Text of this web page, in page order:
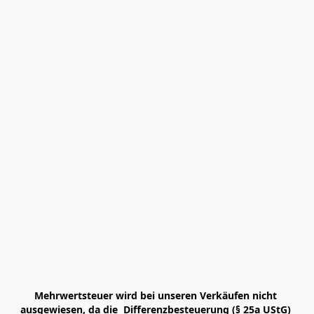
Mehrwertsteuer wird bei unseren Verkäufen nicht
ausgewiesen, da die  Differenzbesteuerung (§ 25a UStG)